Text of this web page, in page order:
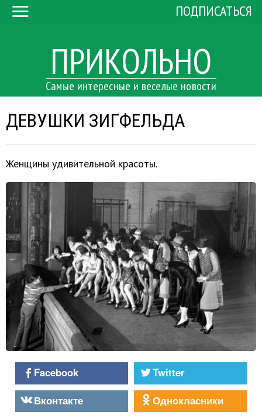
ПРИКОЛЬНО
Самые интересные и веселые новости
ПОДПИСАТЬСЯ
ДЕВУШКИ ЗИГФЕЛЬДА
Женщины удивительной красоты.
Facebook
Twitter
Вконтакте
Однокласники